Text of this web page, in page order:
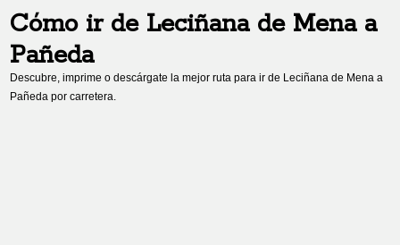
Cómo ir de Leciñana de Menaa
Pañeda
Descubre, imprime o descárgate la mejor ruta para ir de Leciñana de Mena a
Pañeda por carretera.